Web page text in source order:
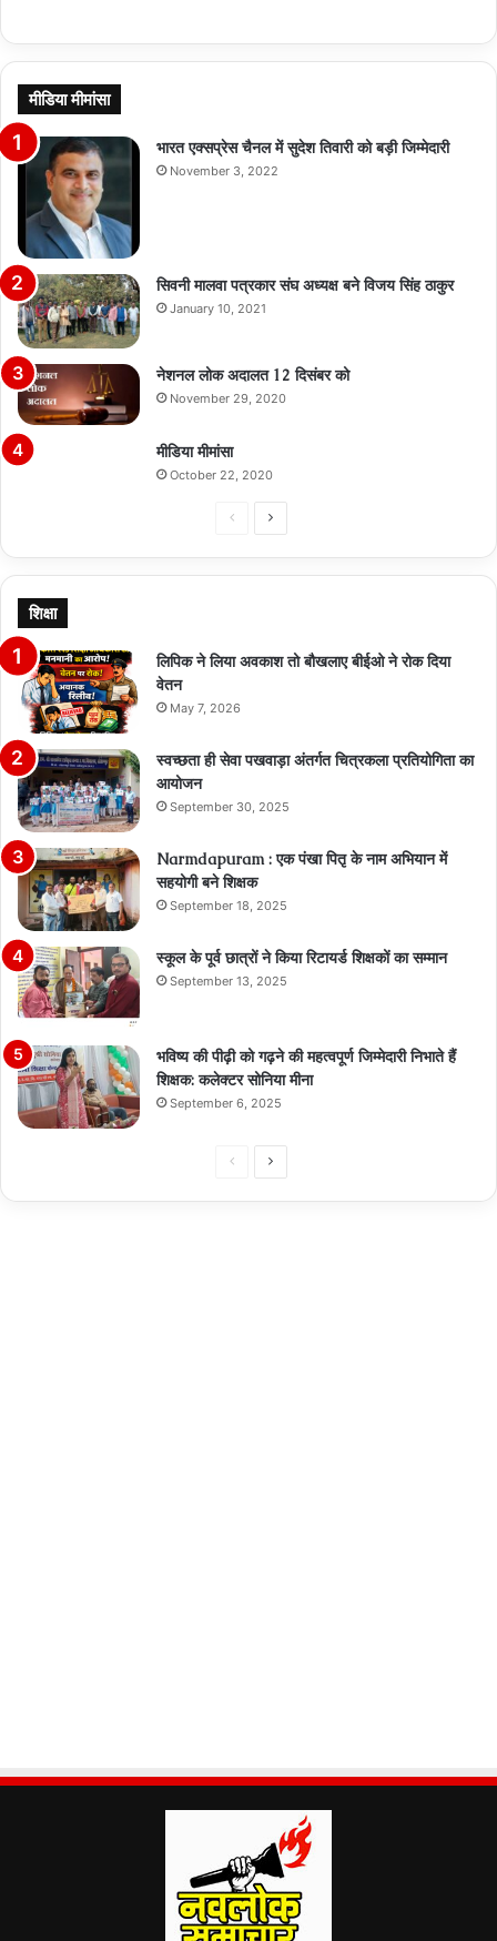
मीडिया मीमांसा
भारत एक्सप्रेस चैनल में सुदेश तिवारी को बड़ी जिम्मेदारी
November 3, 2022
सिवनी मालवा पत्रकार संघ अध्यक्ष बने विजय सिंह ठाकुर
January 10, 2021
नेशनल लोक अदालत 12 दिसंबर को
November 29, 2020
मीडिया मीमांसा
October 22, 2020
PreviousNext
शिक्षा
लिपिक ने लिया अवकाश तो बौखलाए बीईओ ने रोक दिया
वेतन
May 7, 2026
स्वच्छता ही सेवा पखवाड़ा अंतर्गत चित्रकला प्रतियोगिता का
आयोजन
September 30, 2025
Narmdapuram : एक पंखा पितृ के नाम अभियान में
सहयोगी बने शिक्षक
September 18, 2025
स्कूल के पूर्व छात्रों ने किया रिटायर्ड शिक्षकों का सम्मान
September 13, 2025
भविष्य की पीढ़ी को गढ़ने की महत्वपूर्ण जिम्मेदारी निभाते हैं
शिक्षक: कलेक्टर सोनिया मीना
September 6, 2025
PreviousNext